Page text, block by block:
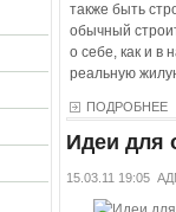
также быть
обычный
о себе, как и в
реальную
ПОДРОБНЕЕ
Идеи для
15.03.11 19:05